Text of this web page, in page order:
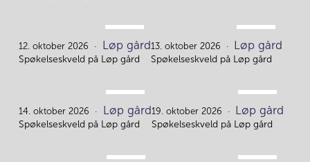
12.
12. oktober 2026 Løp gård
Spøkelseskveld på Løp gård
13.
13. oktober 2026 Løp gård
Spøkelseskveld på Løp gård
14.
14. oktober 2026 Løp gård
Spøkelseskveld på Løp gård
19.
19. oktober 2026 Løp gård
Spøkelseskveld på Løp gård